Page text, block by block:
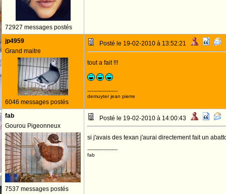
72927 messages postés
jp4959
Grand maitre
6046 messages postés
Posté le 19-02-2010 à 13:52:21
tout a fait !!!
--------------------
demuyter jean pierre
fab
Gourou Pigeonneux
7537 messages postés
Posté le 19-02-2010 à 14:00:43
si j'avais des texan j'aurai directement fait un
--------------------
fab